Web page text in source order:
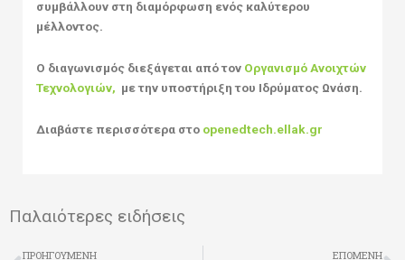
συμβάλλουν στη διαμόρφωση ενός καλύτερου
μέλλοντος.
Ο διαγωνισμός διεξάγεται από τον Οργανισμό Ανοιχτών
Τεχνολογιών, με την υποστήριξη του Ιδρύματος Ωνάση.
Διαβάστε περισσότερα στο openedtech.ellak.gr
Παλαιότερες ειδήσεις
ΠΡΟΗΓΟΎΜΕΝΗ ΕΠΌΜΕΝΗ